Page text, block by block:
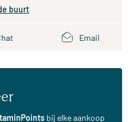
buurt
Email
bij elke aankoop